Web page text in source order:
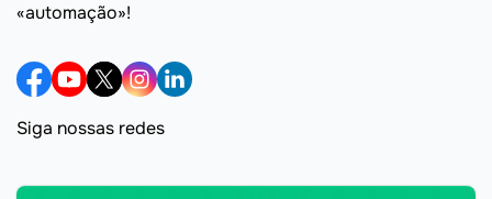
«automação»!
Siga nossas redes